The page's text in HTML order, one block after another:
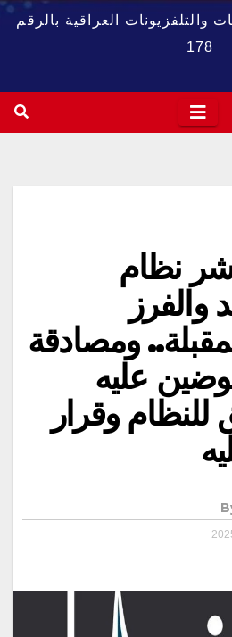
والتلفزيونات العراقية بالرقم
178
نظام
والفرز
ومصادقة
عليه
وقرار